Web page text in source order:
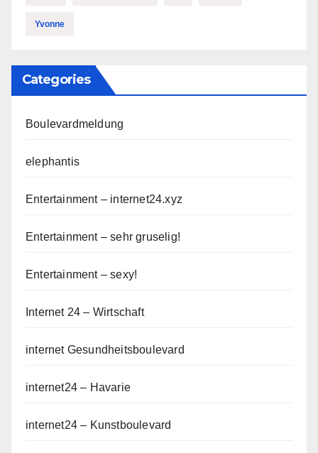
Yvonne
Categories
Boulevardmeldung
elephantis
Entertainment – internet24.xyz
Entertainment – sehr gruselig!
Entertainment – sexy!
Internet 24 – Wirtschaft
internet Gesundheitsboulevard
internet24 – Havarie
internet24 – Kunstboulevard